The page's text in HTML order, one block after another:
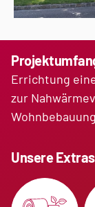
Errichtung
zur
Unsere